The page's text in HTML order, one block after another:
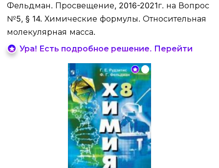
Фельдман. Просвещение, 2016-2021г. на Вопрос
№5, § 14. Химические формулы. Относительная
молекулярная масса.
Ура! Есть подробное решение. Перейти